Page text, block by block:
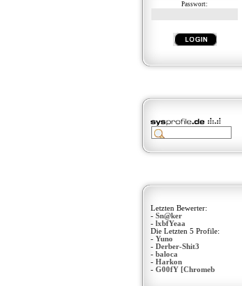
Passwort:
Letzten Bewerter:
- Sn@ker
- lxbfYeaa
Die Letzten 5 Profile:
- Yuno
- Derber-Shit3
- baloca
- Harkon
- G00fY [Chromeb